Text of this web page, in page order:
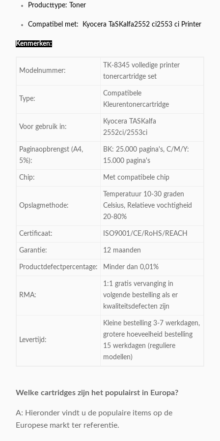
Producttype: Toner
Compatibel met: Kyocera TaSKalfa2552 ci2553 ci Printer
Kenmerken:
Modelnummer:
TK-8345 volledige printer
tonercartridge set
Type:
Compatibele
Kleurentonercartridge
Voor gebruik in:
Kyocera TASKalfa
2552ci/2553ci
Paginaopbrengst (A4,
5%):
BK: 25.000 pagina's, C/M/Y:
15.000 pagina's
Chip: Met compatibele chip
Opslagmethode:
Temperatuur 10-30 graden
Celsius, Relatieve vochtigheid
20-80%
Certificaat: ISO9001/CE/RoHS/REACH
Garantie: 12 maanden
Productdefectpercentage: Minder dan 0,01%
RMA:
1:1 gratis vervanging in
volgende bestelling als er
kwaliteitsdefecten zijn
Levertijd:
Kleine bestelling 3-7 werkdagen,
grotere hoeveelheid bestelling
15 werkdagen (reguliere
modellen)
Welke cartridges zijn het populairst in Europa?
A: Hieronder vindt u de populaire items op de
Europese markt ter referentie.